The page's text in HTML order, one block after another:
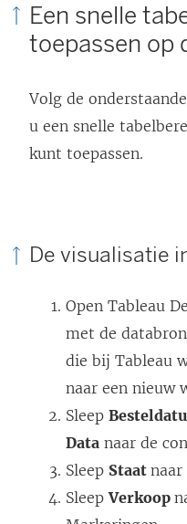
Een snelle
toepassen op
Volg de
u een snelle
kunt toepassen.
De visualisatie
Open Tableau
met de
die bij Tableau
naar een nieuw
Sleep
Data naar de
Sleep Staat naar
SleepVerkoop